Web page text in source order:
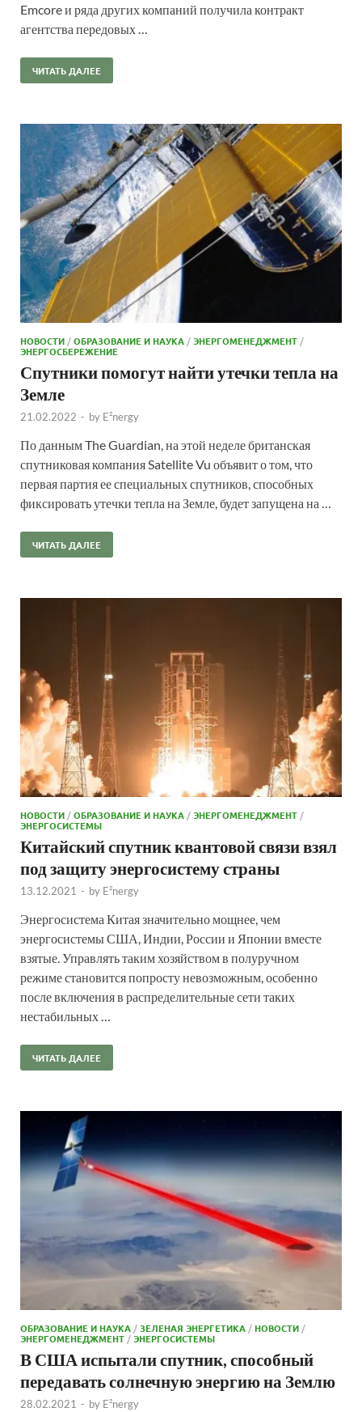
Emcore и ряда других компаний получила контракт
агентства передовых …
ЧИТАТЬ ДАЛЕЕ
НОВОСТИ /ОБРАЗОВАНИЕ И НАУКА /ЭНЕРГОМЕНЕДЖМЕНТ /
ЭНЕРГОСБЕРЕЖЕНИЕ
Спутники помогут найти утечки тепла на
Земле
21.02.2022 - by E²nergy
По данным The Guardian, на этой неделе британская
спутниковая компания Satellite Vu объявит о том, что
первая партия ее специальных спутников, способных
фиксировать утечки тепла на Земле, будет запущена на …
ЧИТАТЬ ДАЛЕЕ
НОВОСТИ /ОБРАЗОВАНИЕ И НАУКА /ЭНЕРГОМЕНЕДЖМЕНТ /
ЭНЕРГОСИСТЕМЫ
Китайский спутник квантовой связи взял
под защиту энергосистему страны
13.12.2021 - by E²nergy
Энергосистема Китая значительно мощнее, чем
энергосистемы США, Индии, России и Японии вместе
взятые. Управлять таким хозяйством в полуручном
режиме становится попросту невозможным, особенно
после включения в распределительные сети таких
нестабильных …
ЧИТАТЬ ДАЛЕЕ
ОБРАЗОВАНИЕ И НАУКА /ЗЕЛЕНАЯ ЭНЕРГЕТИКА /НОВОСТИ /
ЭНЕРГОМЕНЕДЖМЕНТ /ЭНЕРГОСИСТЕМЫ
В США испытали спутник, способный
передавать солнечную энергию на Землю
28.02.2021 - by E²nergy